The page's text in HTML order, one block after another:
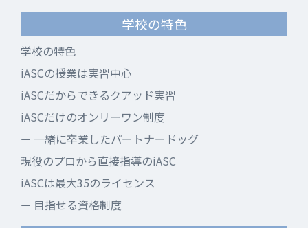
学校の特色
学校の特色
iASCの授業は実習中心
iASCだからできるクアッド実習
iASCだけのオンリーワン制度
一緒に卒業したパートナードッグ
現役のプロから直接指導のiASC
iASCは最大35のライセンス
目指せる資格制度